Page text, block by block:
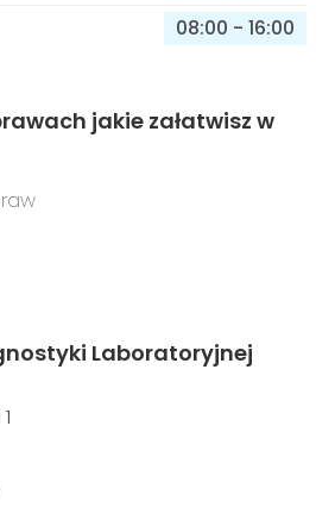
08:00 - 16:00
jakie załatwisz w
Laboratoryjnej